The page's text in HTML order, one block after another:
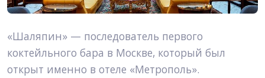
«Шаляпин» — последователь первого
коктейльного бара в Москве, который был
открыт именно в отеле «Метрополь».